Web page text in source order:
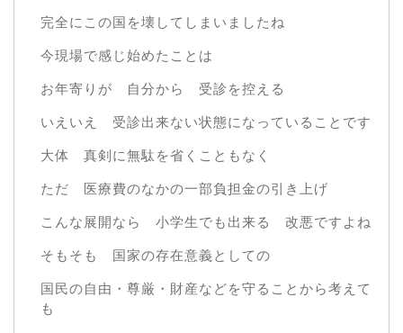
完全にこの国を壊してしまいましたね
今現場で感じ始めたことは
お年寄りが 自分から 受診を控える
いえいえ 受診出来ない状態になっていることです
大体 真剣に無駄を省くこともなく
ただ 医療費のなかの一部負担金の引き上げ
こんな展開なら 小学生でも出来る 改悪ですよね
そもそも 国家の存在意義としての
国民の自由・尊厳・財産などを守ることから考えて
も